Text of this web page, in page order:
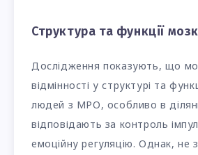
Структура та функції
Дослідження показують, що
відмінності у структурі та
людей з МРО, особливо в
відповідають за контроль
емоційну регуляцію. Однак, не